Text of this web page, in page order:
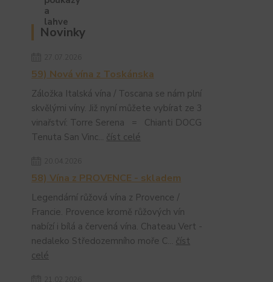
Novinky
59) Nová vína z Toskánska
Záložka Italská vína / Toscana se nám plní
skvělými víny. Již nyní můžete vybírat ze 3
vinařství: Torre Serena = Chianti DOCG
Tenuta San Vinc... číst celé
58) Vína z PROVENCE - skladem
Legendární růžová vína z Provence /
Francie. Provence kromě růžových vín
nabízí i bílá a červená vína. Chateau Vert -
nedaleko Středozemního moře C... číst
celé